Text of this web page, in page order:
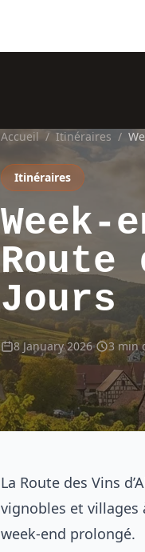
Accueil / Itinéraires /
Itinéraires
Route
Jours
8 January 2026 3 min
La Route des Vins
vignobles et
week-end prolongé.